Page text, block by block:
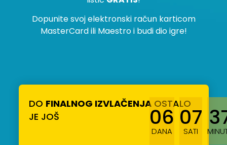
Dopunite svoj elektronski račun karticom
MasterCard ili Maestro i budi dio igre!
DO FINALNOG IZVLAČENJAOSTALO
JE JOŠ
06
DANA
07
SATI